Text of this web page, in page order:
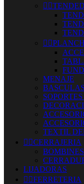
 
 
MENAJE
BASCULAS
TEXTIL
 CERRAJERIA
BOMBINES
LIJADORAS
 FERRETERIA